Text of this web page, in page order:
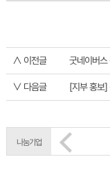
∧ 이전글
∨ 다음글
나눔기업